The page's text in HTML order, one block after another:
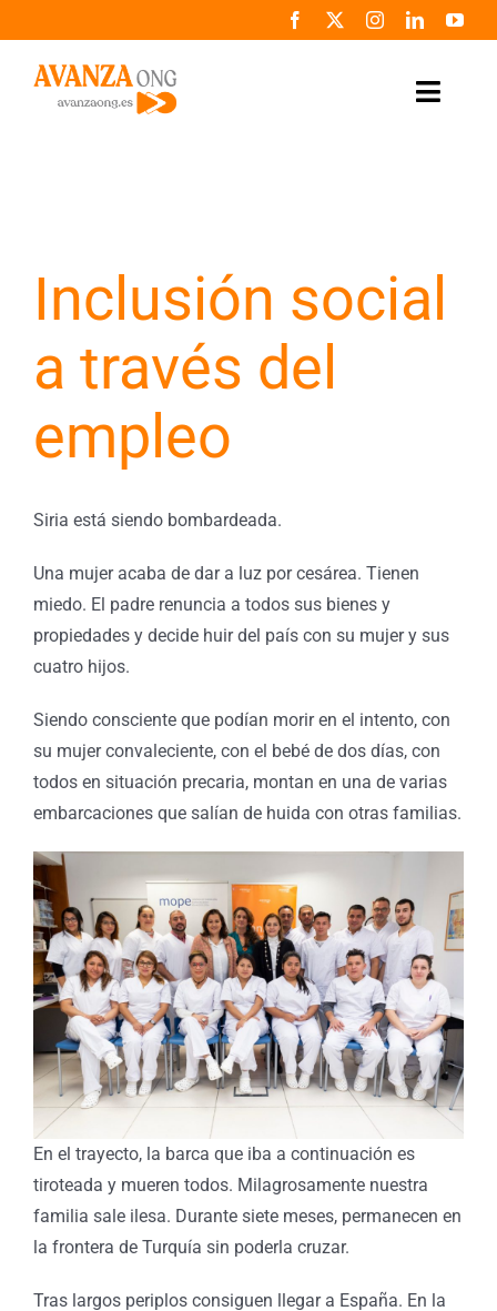
al
contenido
Toggle
Colabora
Noticias
Programas
Inclusión social
a través del
empleo
Siria está siendo bombardeada.
Una mujer acaba de dar a luz por cesárea. Tienen
miedo. El padre renuncia a todos sus bienes y
propiedades y decide huir del país con su mujer y sus
cuatro hijos.
Siendo consciente que podían morir en el intento, con
su mujer convaleciente, con el bebé de dos días, con
todos en situación precaria, montan en una de varias
embarcaciones que salían de huida con otras familias.
En el trayecto, la barca que iba a continuación es
tiroteada y mueren todos. Milagrosamente nuestra
familia sale ilesa. Durante siete meses, permanecen en
la frontera de Turquía sin poderla cruzar.
Tras largos periplos consiguen llegar a España. En la